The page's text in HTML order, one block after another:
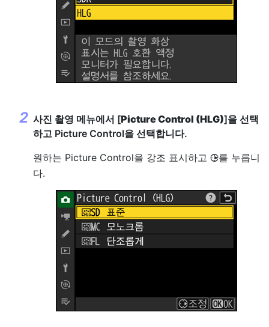
사진 촬영 메뉴에서 [Picture Control (HLG)]을 선택
하고 Picture Control을 선택합니다.
원하는 Picture Control을 강조 표시하고 2를 누릅니
다.